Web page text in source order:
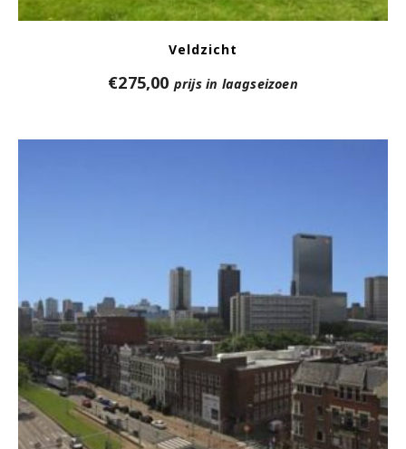
Veldzicht
€275,00 prijs in laagseizoen